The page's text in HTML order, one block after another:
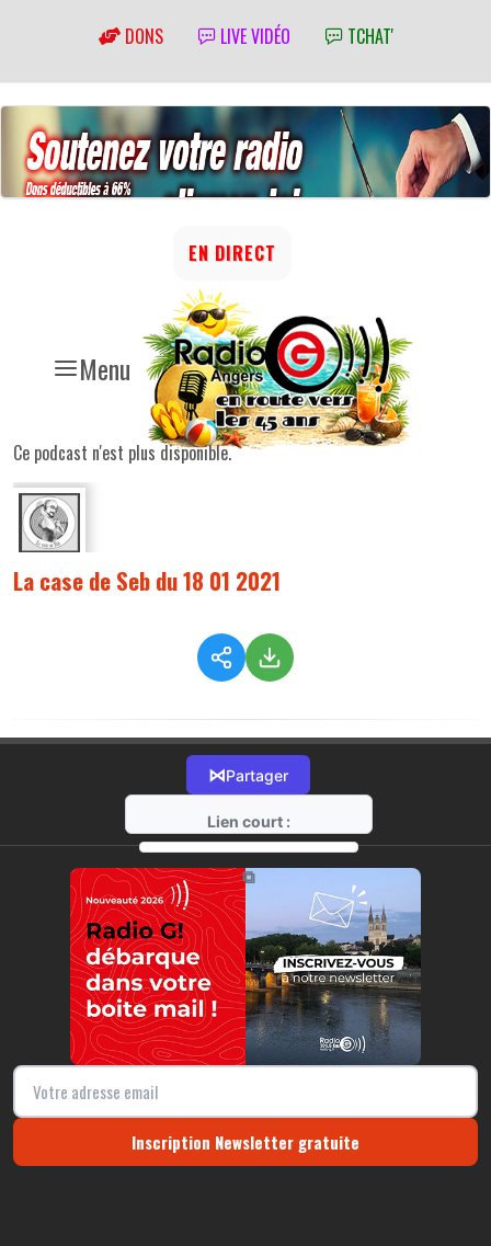
DONS LIVE VIDÉO TCHAT'
Menu
EN DIRECT
Ce podcast n'est plus disponible.
La case de Seb du 18 01 2021
⋈Partager
Lien court :
https://radio-g.fr?5812
⧉
Inscription Newsletter gratuite